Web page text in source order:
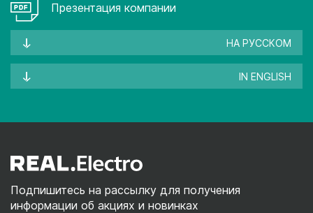
Презентация компании
НА РУССКОМ
IN ENGLISH
Подпишитесь на рассылку для получения
информации об акциях и новинках